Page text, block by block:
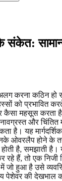
संकेत:
करना कठिन हो
को प्रभावित
कैसा महसूस करता
और
है। यह
ओवरलैप होने के
है, समझाती है।
रहे हैं, तो एक निजी
में जो हुआ है उसे
पेशेवर की देखभाल